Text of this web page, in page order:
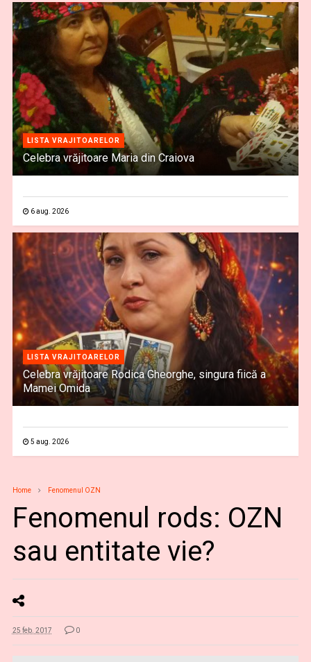
LISTA VRAJITOARELOR
Celebra vrăjitoare Maria din Craiova
6 aug. 2026
LISTA VRAJITOARELOR
Celebra vrăjitoare Rodica Gheorghe, singura fiică a
Mamei Omida
5 aug. 2026
Home Fenomenul OZN
Fenomenul rods: OZN
sau entitate vie?
25 feb. 2017 0